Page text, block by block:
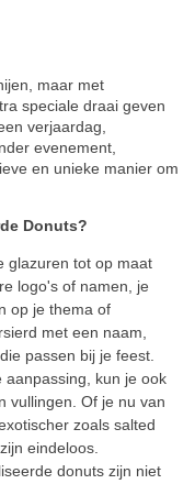
maar met
speciale draai geven
verjaardag,
evenement,
en unieke manier om
Donuts?
glazuren tot op maat
logo's of namen, je
op je thema of
met een naam,
passen bij je feest.
aanpassing, kun je ook
vullingen. Of je nu van
zoals salted
eindeloos.
donuts zijn niet